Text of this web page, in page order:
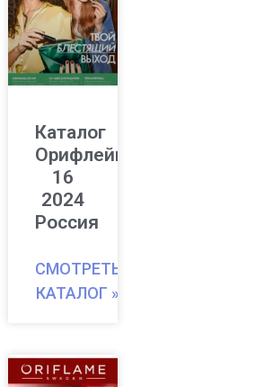
Каталог
Орифлейм
16
2024
Россия
СМОТРЕТЬ
КАТАЛОГ »